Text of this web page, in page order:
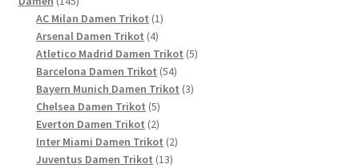
Produkte
AC Milan Damen Trikot 11
Arsenal Damen Trikot 44
Produkte
Atletico Madrid Damen Trikot 55
Barcelona Damen Trikot 5454
Produkte
Bayern Munich Damen Trikot 33
Chelsea Damen Trikot 55
Produkte
Everton Damen Trikot 22
Produkte
Inter Miami Damen Trikot 22
Juventus Damen Trikot 1313